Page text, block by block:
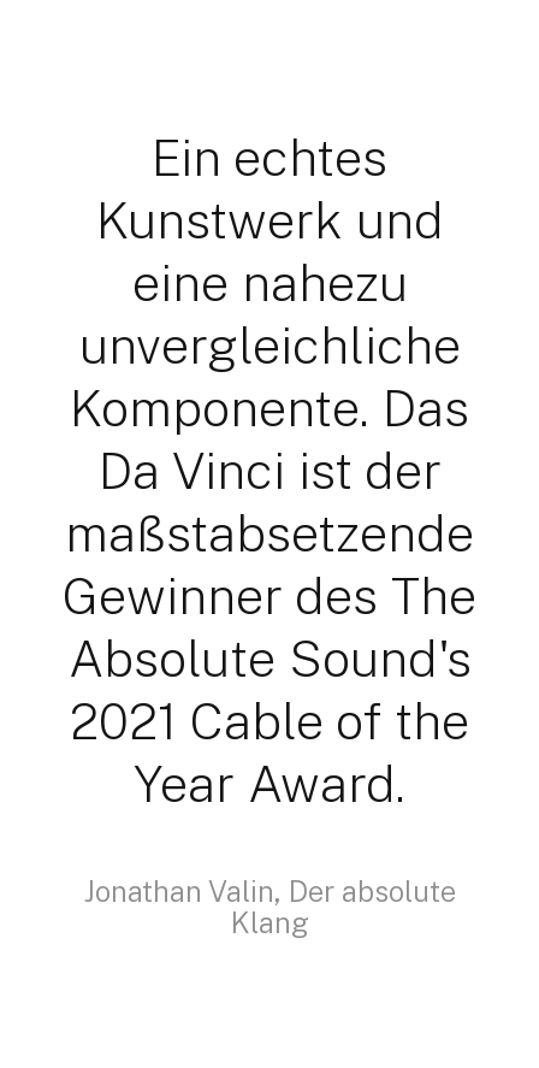
Ein echtes
Kunstwerk und
eine nahezu
unvergleichliche
Komponente. Das
Da Vinci ist der
maßstabsetzende
Gewinner des The
Absolute Sound's
2021 Cable of the
Year Award.
Jonathan Valin, Der absolute
Klang